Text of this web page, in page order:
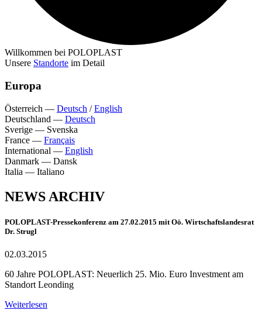
Willkommen bei POLOPLAST
Unsere Standorte im Detail
Europa
Österreich — Deutsch /English
Deutschland — Deutsch
Sverige — Svenska
France — Français
International — English
Danmark — Dansk
Italia — Italiano
NEWS ARCHIV
POLOPLAST-Pressekonferenz am 27.02.2015 mit Oö. Wirtschaftslandesrat
Dr. Strugl
02.03.2015
60 Jahre POLOPLAST: Neuerlich 25. Mio. Euro Investment am
Standort Leonding
Weiterlesen